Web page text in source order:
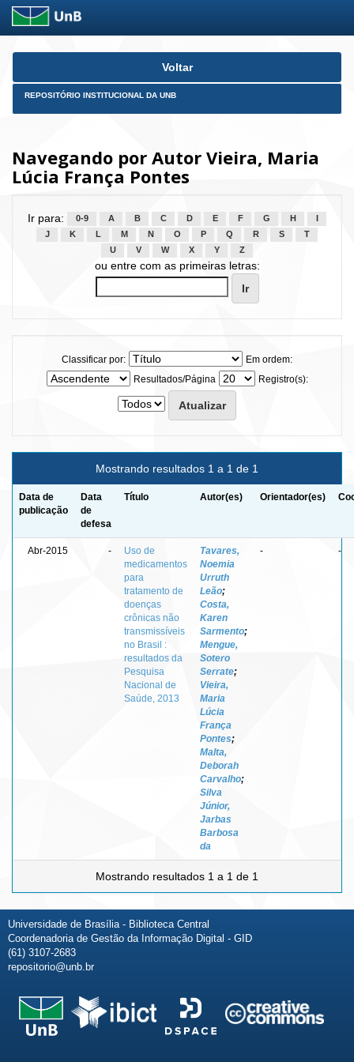
Skip
Voltar
REPOSITÓRIO INSTITUCIONAL DA UNB
Navegando por Autor Vieira, Maria
Lúcia França Pontes
Ir para: 0-9 A B C D E F G H
J
K L M N O P Q R S
T
U
V W X Y Z
ou entre com as primeiras letras:
Classificar por:
Em ordem:
Resultados/Página
Registro(s):
Mostrando resultados 1 a 1 de 1
Data de
publicação
Data
de
defesa
Título Autor(es) Orientador(es)
Abr-2015 -
Uso de
medicamentos
para
tratamento de
doenças
crônicas não
transmissíveis
no Brasil :
resultados da
Pesquisa
Nacional de
Saúde, 2013
Tavares,
Noemia
Urruth
Leão;
Costa,
Karen
Sarmento;
Mengue,
Sotero
Serrate;
Vieira,
Maria
Lúcia
França
Pontes;
Malta,
Deborah
Carvalho;
Silva
Júnior,
Jarbas
Barbosa
da
- -
Mostrando resultados 1 a 1 de 1
Universidade de Brasília - Biblioteca Central
Coordenadoria de Gestão da Informação Digital - GID
(61) 3107-2683
repositorio@unb.br